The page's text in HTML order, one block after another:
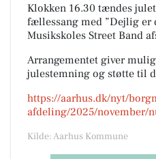
Klokken 16.30 tændes
fællessang med ”Dejlig er
Musikskoles Street Band
Arrangementet giver
julestemning og støtte til
https://aarhus.dk/nyt/
afdeling/2025/november/
Kilde: Aarhus Kommune